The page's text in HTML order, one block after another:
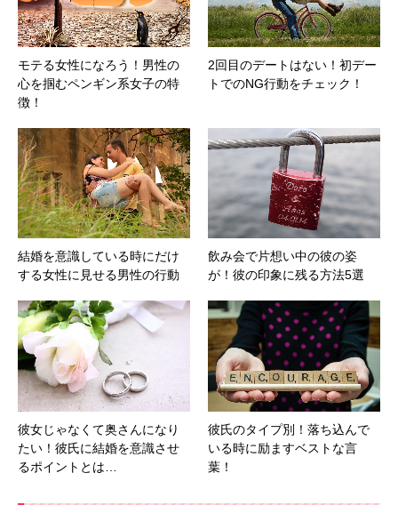
モテる女性になろう！男性の
心を掴むペンギン系女子の特
徴！
2回目のデートはない！初デー
トでのNG行動をチェック！
結婚を意識している時にだけ
する女性に見せる男性の行動
飲み会で片想い中の彼の姿
が！彼の印象に残る方法5選
彼女じゃなくて奥さんになり
たい！彼氏に結婚を意識させ
るポイントとは…
彼氏のタイプ別！落ち込んで
いる時に励ますベストな言
葉！